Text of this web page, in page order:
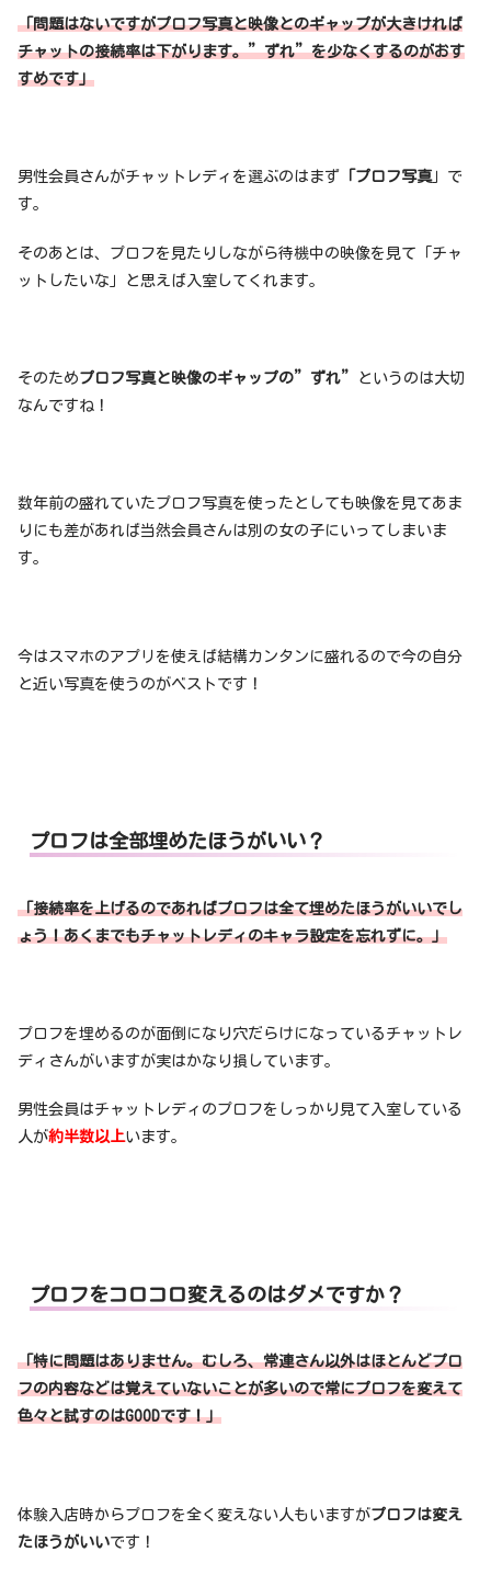
「問題はないですがプロフ写真と映像とのギャップが大きければ
チャットの接続率は下がります。”ずれ”を少なくするのがおす
すめです」
男性会員さんがチャットレディを選ぶのはまず 「プロフ写真」で
す。
そのあとは、プロフを見たりしながら待機中の映像を見て「チャ
ットしたいな」と思えば入室してくれます。
そのためプロフ写真と映像のギャップの”ずれ”
というのは大切
なんですね！
数年前の盛れていたプロフ写真を使ったとしても映像を見てあま
りにも差があれば当然会員さんは別の女の子にいってしまいま
す。
今はスマホのアプリを使えば結構カンタンに盛れるので今の自分
と近い写真を使うのがベストです！
プロフは全部埋めたほうがいい？
「接続率を上げるのであればプロフは全て埋めたほうがいいでし
ょう！あくまでもチャットレディのキャラ設定を忘れずに。」
プロフを埋めるのが面倒になり穴だらけになっているチャットレ
ディさんがいますが実はかなり損しています。
男性会員はチャットレディのプロフをしっかり見て入室している
人が約半数以上います。
プロフをコロコロ変えるのはダメですか？
「特に問題はありません。むしろ、常連さん以外はほとんどプロ
フの内容などは覚えていないことが多いので常にプロフを変えて
色々と試すのはGOODです！」
体験入店時からプロフを全く変えない人もいますがプロフは変え
たほうがいいです！